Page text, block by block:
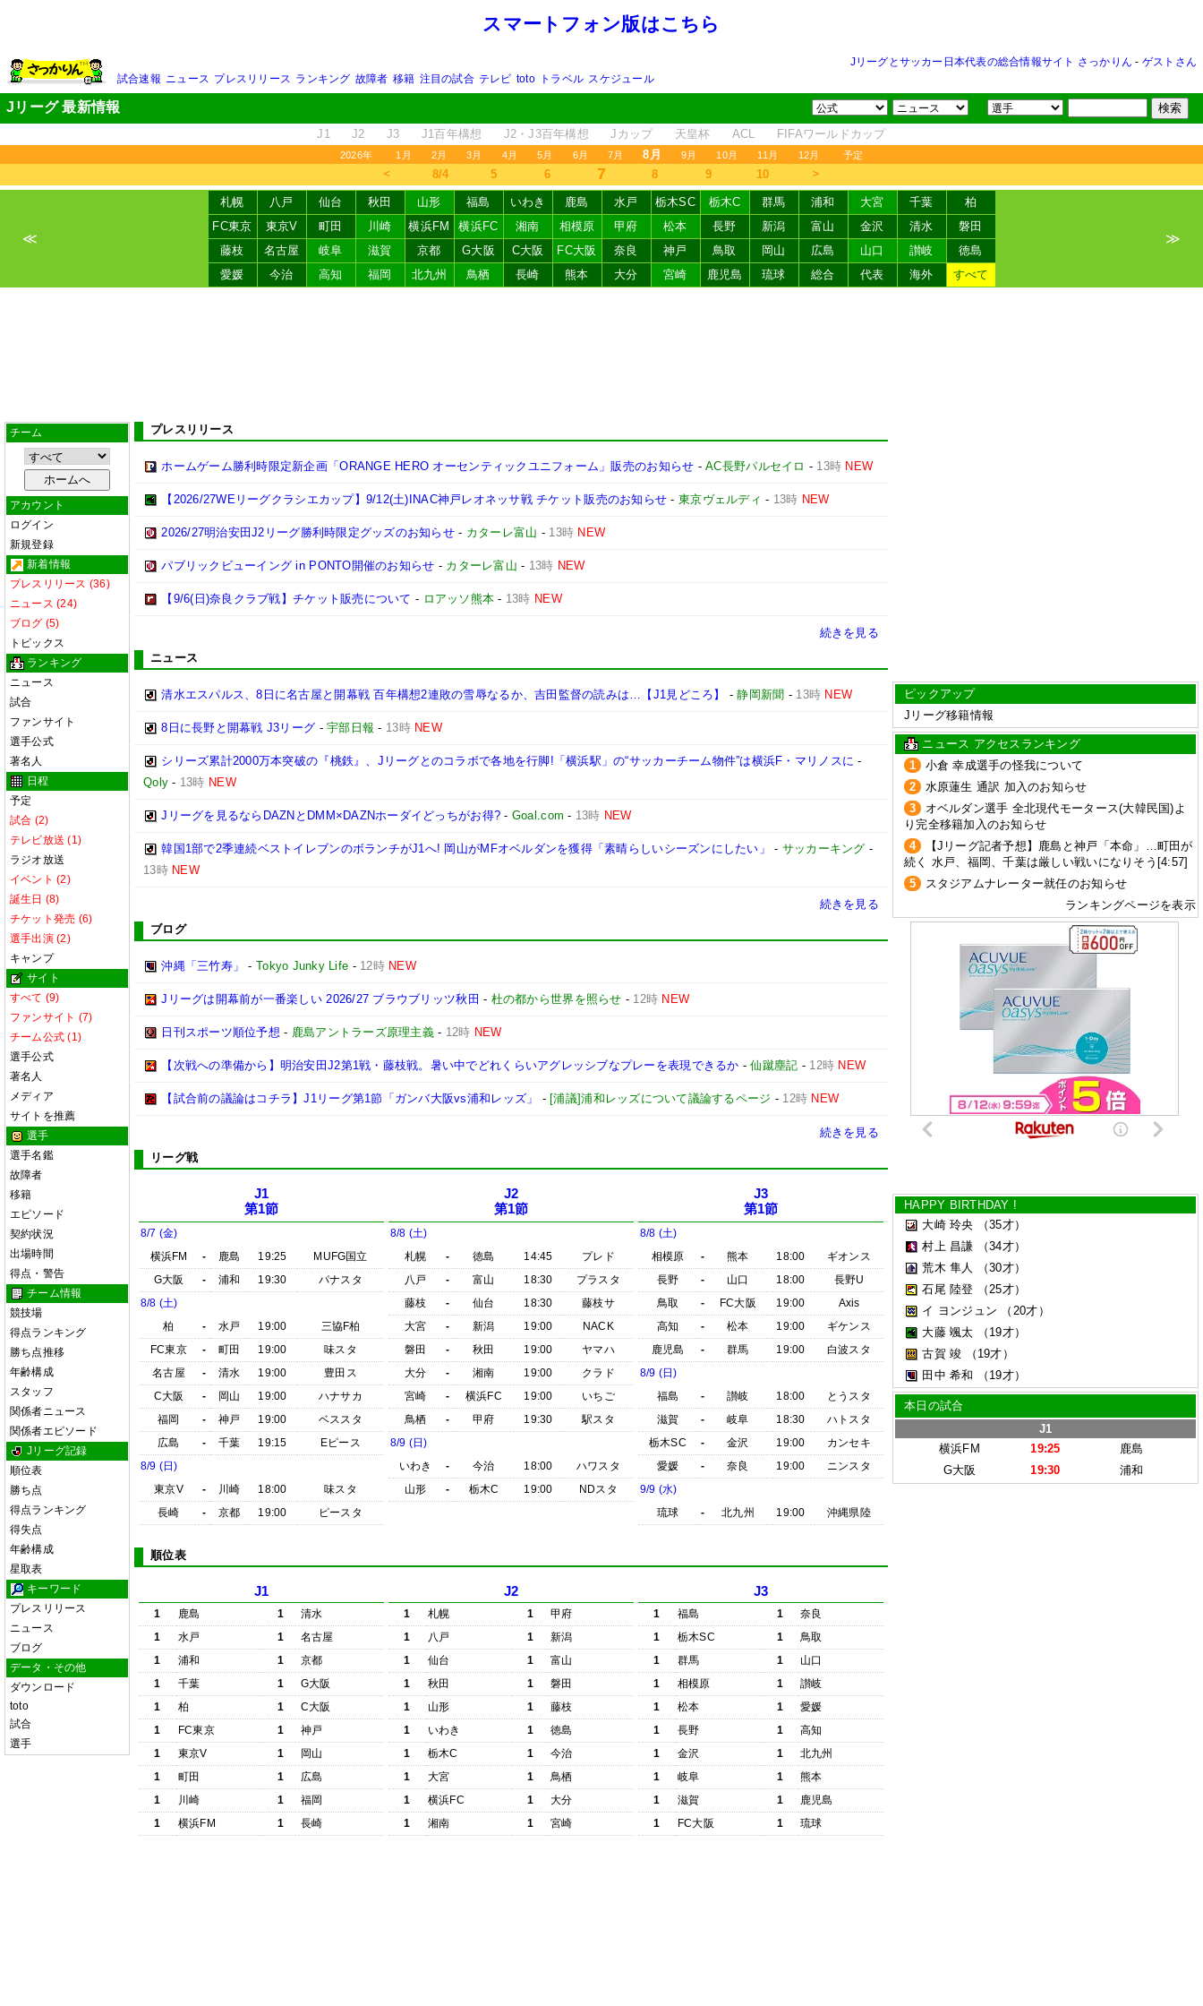
スマートフォン版はこちら
Jリーグとサッカー日本代表の総合情報サイト さっかりん - ゲストさん
試合速報 ニュース プレスリリース ランキング 故障者 移籍 注目の試合 テレビ toto トラベル スケジュール
Jリーグ 最新情報
J1 J2 J3 J1百年構想 J2・J3百年構想 Jカップ 天皇杯 ACL FIFAワールドカップ
2026年 1月 2月 3月 4月 5月 6月 7月 8月 9月 10月 11月 12月 予定
＜ 8/4 5 6 7 8 9 10 ＞
≪
札幌 八戸 仙台 秋田 山形 福島 いわき 鹿島 水戸 栃木SC 栃木C 群馬 浦和 大宮 千葉
柏
FC東京
東京V 町田 川崎 横浜FM 横浜FC 湘南 相模原 甲府 松本 長野 新潟 富山 金沢 清水
磐田
藤枝
名古屋 岐阜 滋賀 京都 G大阪 C大阪 FC大阪 奈良 神戸 鳥取 岡山 広島 山口 讃岐
徳島
愛媛
今治 高知 福岡 北九州 鳥栖 長崎 熊本 大分 宮崎 鹿児島 琉球 総合 代表 海外 すべて
≫
チーム
アカウント
ログイン
新規登録
新着情報
プレスリリース (36)
ニュース (24)
ブログ (5)
トピックス
ランキング
ニュース
試合
ファンサイト
選手公式
著名人
日程
予定
試合 (2)
テレビ放送 (1)
ラジオ放送
イベント (2)
誕生日 (8)
チケット発売 (6)
選手出演 (2)
キャンプ
サイト
すべて (9)
ファンサイト (7)
チーム公式 (1)
選手公式
著名人
メディア
サイトを推薦
選手
選手名鑑
故障者
移籍
エピソード
契約状況
出場時間
得点・警告
チーム情報
競技場
得点ランキング
勝ち点推移
年齢構成
スタッフ
関係者ニュース
関係者エピソード
Jリーグ記録
順位表
勝ち点
得点ランキング
得失点
年齢構成
星取表
キーワード
プレスリリース
ニュース
ブログ
データ・その他
ダウンロード
toto
試合
選手
プレスリリース
ホームゲーム勝利時限定新企画「ORANGE HERO オーセンティックユニフォーム」販売のお知らせ -AC長野パルセイロ - 13時 NEW
【2026/27WEリーグクラシエカップ】9/12(土)INAC神戸レオネッサ戦 チケット販売のお知らせ - 東京ヴェルディ - 13時 NEW
2026/27明治安田J2リーグ勝利時限定グッズのお知らせ - カターレ富山 - 13時 NEW
パブリックビューイング in PONTO開催のお知らせ - カターレ富山 - 13時 NEW
【9/6(日)奈良クラブ戦】チケット販売について - ロアッソ熊本 - 13時 NEW
続きを見る
ニュース
清水エスパルス、8日に名古屋と開幕戦 百年構想2連敗の雪辱なるか、吉田監督の読みは…【J1見どころ】 -静岡新聞 - 13時 NEW
8日に長野と開幕戦 J3リーグ -宇部日報 - 13時 NEW
シリーズ累計2000万本突破の『桃鉄』、Jリーグとのコラボで各地を行脚!「横浜駅」の“サッカーチーム物件”は横浜F・マリノスに -
Qoly - 13時 NEW
Jリーグを見るならDAZNとDMM×DAZNホーダイどっちがお得? - Goal.com - 13時 NEW
韓国1部で2季連続ベストイレブンのボランチがJ1へ! 岡山がMFオベルダンを獲得「素晴らしいシーズンにしたい」 - サッカーキング -
13時 NEW
続きを見る
ブログ
沖縄「三竹寿」 - Tokyo Junky Life - 12時 NEW
Jリーグは開幕前が一番楽しい 2026/27 ブラウブリッツ秋田 - 杜の都から世界を照らせ - 12時 NEW
日刊スポーツ順位予想 - 鹿島アントラーズ原理主義- 12時 NEW
【次戦への準備から】明治安田J2第1戦・藤枝戦。暑い中でどれくらいアグレッシブなプレーを表現できるか -仙蹴塵記 - 12時 NEW
【試合前の議論はコチラ】J1リーグ第1節「ガンバ大阪vs浦和レッズ」 - [浦議]浦和レッズについて議論するページ - 12時 NEW
続きを見る
リーグ戦
J1
第1節
8/7 (金)
横浜FM
- 鹿島 19:25
MUFG国立
G大阪
- 浦和 19:30
パナスタ
8/8 (土)
柏
- 水戸 19:00
三協F柏
FC東京
- 町田 19:00
味スタ
名古屋
- 清水 19:00
豊田ス
C大阪
- 岡山 19:00
ハナサカ
福岡
- 神戸 19:00
ベススタ
広島
- 千葉 19:15
Eピース
8/9 (日)
東京V
- 川崎 18:00
味スタ
長崎
- 京都 19:00 ピースタ
J2
第1節
8/8 (土)
札幌
- 徳島 14:45
プレド
八戸
- 富山 18:30
プラスタ
藤枝
- 仙台 18:30
藤枝サ
大宮
- 新潟 19:00
NACK
磐田
- 秋田 19:00
ヤマハ
大分
- 湘南 19:00
クラド
宮崎
- 横浜FC 19:00
いちご
鳥栖
- 甲府 19:30
駅スタ
8/9 (日)
いわき
- 今治 18:00
ハワスタ
山形
- 栃木C 19:00 NDスタ
J3
第1節
8/8 (土)
相模原
- 熊本 18:00
ギオンス
長野
- 山口 18:00
長野U
鳥取
- FC大阪 19:00
Axis
高知
- 松本 19:00
ギケンス
鹿児島
- 群馬 19:00
白波スタ
8/9 (日)
福島
- 讃岐 18:00
とうスタ
滋賀
- 岐阜 18:30
ハトスタ
栃木SC
- 金沢 19:00
カンセキ
愛媛
- 奈良 19:00
ニンスタ
9/9 (水)
琉球
- 北九州 19:00 沖縄県陸
順位表
J1
1 鹿島 1
清水
1
水戸 1
名古屋
1
浦和 1
京都
1
千葉 1
G大阪
1
柏 1
C大阪
1
FC東京 1
神戸
1
東京V 1
岡山
1
町田 1
広島
1
川崎 1
福岡
1
横浜FM 1 長崎
J2
1 札幌 1
甲府
1
八戸 1
新潟
1
仙台 1
富山
1
秋田 1
磐田
1
山形 1
藤枝
1
いわき 1
徳島
1
栃木C 1
今治
1
大宮 1
鳥栖
1
横浜FC 1
大分
1
湘南 1 宮崎
J3
1 福島 1
奈良
1
栃木SC 1
鳥取
1
群馬 1
山口
1
相模原 1
讃岐
1
松本 1
愛媛
1
長野 1
高知
1
金沢 1
北九州
1
岐阜 1
熊本
1
滋賀 1
鹿児島
1
FC大阪 1 琉球
ピックアップ
Jリーグ移籍情報
ニュース アクセスランキング
1
小倉 幸成選手の怪我について
2
水原蓮生 通訳 加入のお知らせ
3
オベルダン選手 全北現代モータース(大韓民国)よ
り完全移籍加入のお知らせ
4
【Jリーグ記者予想】鹿島と神戸「本命」…町田が
続く 水戸、福岡、千葉は厳しい戦いになりそう[4:57]
5
スタジアムナレーター就任のお知らせ
ランキングページを表示
HAPPY BIRTHDAY !
大崎 玲央
（35才）
村上 昌謙
（34才）
荒木 隼人
（30才）
石尾 陸登
（25才）
イ ヨンジュン
（20才）
大藤 颯太
（19才）
古賀 竣
（19才）
田中 希和
（19才）
本日の試合
J1
横浜FM
19:25
鹿島
G大阪
19:30 浦和